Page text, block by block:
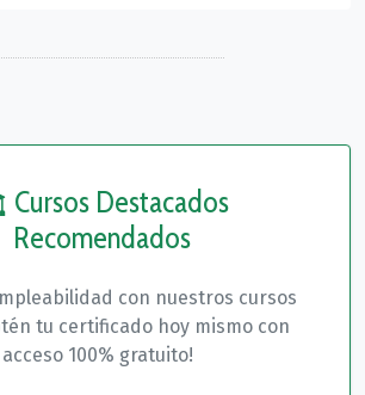
Cursos Destacados
Recomendados
con nuestros cursos
tu certificado hoy mismo con
acceso 100% gratuito!